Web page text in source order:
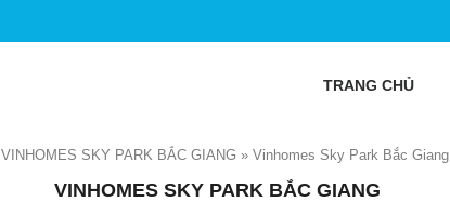
TRANG CHỦ
VINHOMES SKY PARK BẮC GIANG » Vinhomes Sky Park Bắc Giang
VINHOMES SKY PARK BẮC GIANG